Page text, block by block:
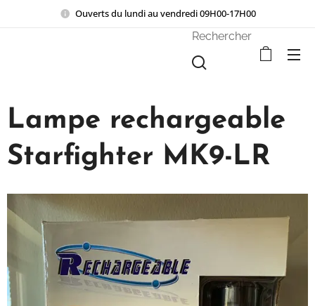
Ouverts du lundi au vendredi 09H00-17H00
Rechercher
Lampe rechargeable
Starfighter MK9-LR